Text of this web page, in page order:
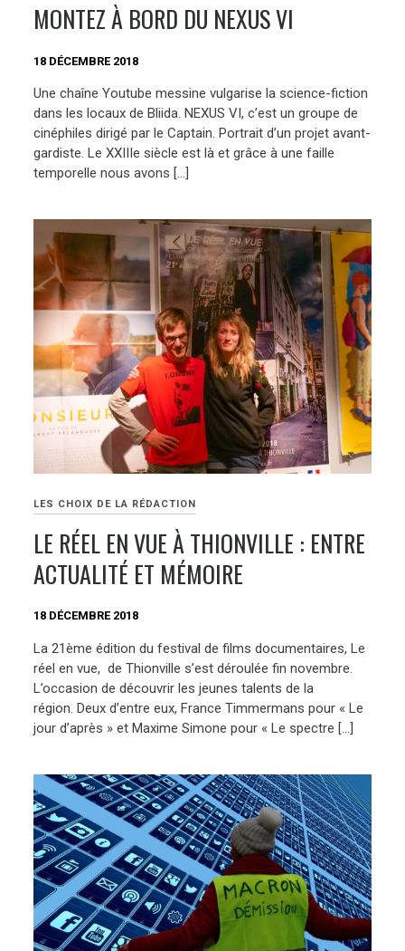
MONTEZ À BORD DU NEXUS VI
18 DÉCEMBRE 2018
Une chaîne Youtube messine vulgarise la science-fiction
dans les locaux de Bliida. NEXUS VI, c’est un groupe de
cinéphiles dirigé par le Captain. Portrait d’un projet avant-
gardiste. Le XXIIIe siècle est là et grâce à une faille
temporelle nous avons […]
LES CHOIX DE LA RÉDACTION
LE RÉEL EN VUE À THIONVILLE : ENTRE
ACTUALITÉ ET MÉMOIRE
18 DÉCEMBRE 2018
La 21ème édition du festival de films documentaires, Le
réel en vue, de Thionville s’est déroulée fin novembre.
L’occasion de découvrir les jeunes talents de la
région. Deux d’entre eux, France Timmermans pour « Le
jour d’après » et Maxime Simone pour « Le spectre […]